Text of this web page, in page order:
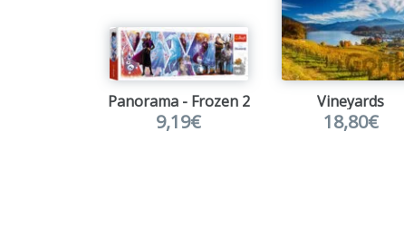
Panorama - Frozen 2
9,19€
Vineyards
18,80€